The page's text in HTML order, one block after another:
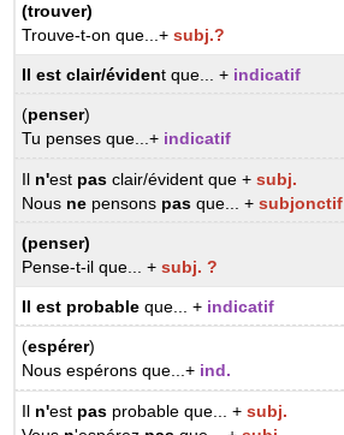
(trouver)
Trouve-t-on que...+subj.?
Il est clair/évident que... + indicatif
(penser)
Tu penses que...+ indicatif
Il n'est pas clair/évident que +subj.
Nous ne pensons pas que... +subjonctif
(penser)
Pense-t-il que... +subj. ?
Il est probable que... + indicatif
(espérer)
Nous espérons que...+ ind.
Il n'est pas probable que... +subj.